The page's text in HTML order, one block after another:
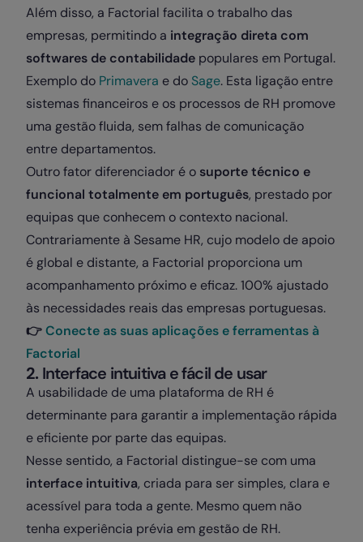
Além disso, a Factorial facilita o trabalho das
empresas, permitindo a integração direta com
softwares de contabilidade populares em Portugal.
Exemplo do Primavera e do Sage. Esta ligação entre
sistemas financeiros e os processos de RH promove
uma gestão fluida, sem falhas de comunicação
entre departamentos.
Outro fator diferenciador é o suporte técnico e
funcional totalmente em português, prestado por
equipas que conhecem o contexto nacional.
Contrariamente à Sesame HR, cujo modelo de apoio
é global e distante, a Factorial proporciona um
acompanhamento próximo e eficaz. 100% ajustado
às necessidades reais das empresas portuguesas.
👉Conecte as suas aplicações e ferramentas à
Factorial
2. Interface intuitiva e fácil de usar
A usabilidade de uma plataforma de RH é
determinante para garantir a implementação rápida
e eficiente por parte das equipas.
Nesse sentido, a Factorial distingue-se com uma
interface intuitiva, criada para ser simples, clara e
acessível para toda a gente. Mesmo quem não
tenha experiência prévia em gestão de RH.